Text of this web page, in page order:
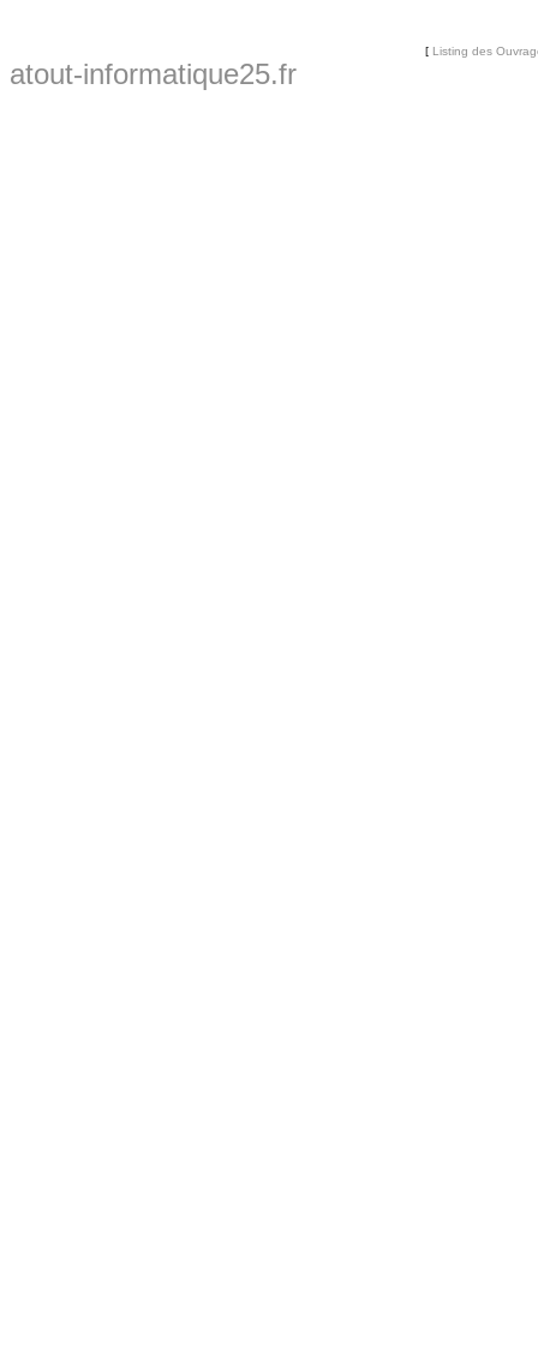
[ Listing des
atout-informatique25.fr